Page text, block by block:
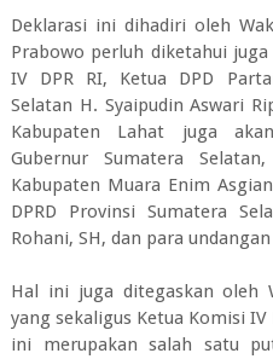
Deklarasi ini dihadiri oleh
Prabowo perluh diketahui
IV DPR RI, Ketua DPD
Selatan H. Syaipudin Aswari
Kabupaten Lahat juga
Gubernur Sumatera
Kabupaten Muara Enim
DPRD Provinsi Sumatera
Rohani, SH, dan para
Hal ini juga ditegaskan oleh
yang sekaligus Ketua Komisi IV
ini merupakan salah satu